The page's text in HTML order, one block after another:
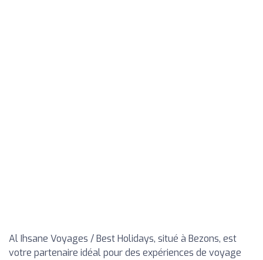
Al Ihsane Voyages / Best Holidays, situé à Bezons, est
votre partenaire idéal pour des expériences de voyage